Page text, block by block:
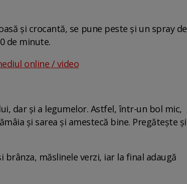
și crocantă, se pune peste și un spray de
de minute.
online / video
dar și a legumelor. Astfel, într-un bol mic,
și sarea și amestecă bine. Pregătește și
brânza, măslinele verzi, iar la final adaugă